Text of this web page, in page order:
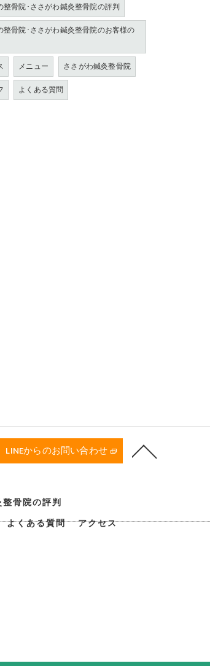
整骨院･ささがわ鍼灸整骨院の評判
整骨院･ささがわ鍼灸整骨院のお客様の
メニュー
ささがわ鍼灸整骨院
よくある質問
LINEからのお問い合わせ
骨院の評判
よくある質問
アクセス